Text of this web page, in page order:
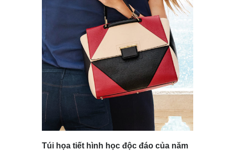
Túi họa tiết hình học độc đáo của năm